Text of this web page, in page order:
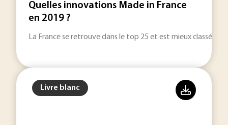
Quelles innovations Made in France
en 2019 ?
La France se retrouve dans le top 25 et est mieux classée
Livre blanc